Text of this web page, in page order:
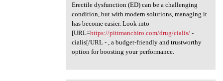
Erectile dysfunction (ED) can be a challenging
condition, but with modern solutions, managing it
has become easier. Look into
[URL=https://pittmanchiro.com/drug/cialis/-
cialis[/URL - , a budget-friendly and trustworthy
option for boosting your performance.